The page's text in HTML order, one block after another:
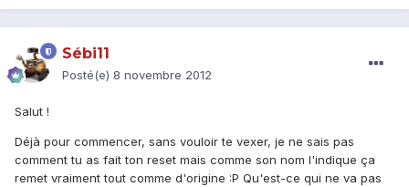
Sébi11
Posté(e) 8 novembre 2012
Salut !
Déjà pour commencer, sans vouloir te vexer, je ne sais pas
comment tu as fait ton reset mais comme son nom l'indique ça
remet vraiment tout comme d'origine :P Qu'est-ce qui ne va pas